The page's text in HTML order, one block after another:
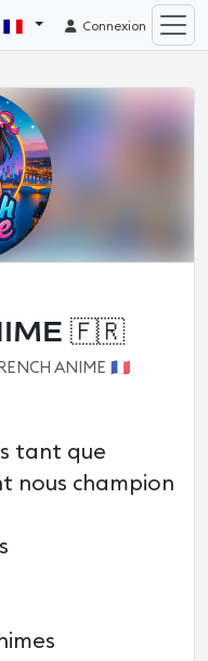
Connexion
🇫🇷
ANIME 🇫🇷
tant que
nous champion